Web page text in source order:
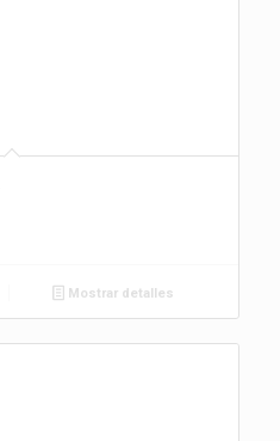
Mostrar detalles